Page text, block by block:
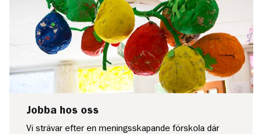
Jobba hos oss
Vi strävar efter en meningsskapande förskola där